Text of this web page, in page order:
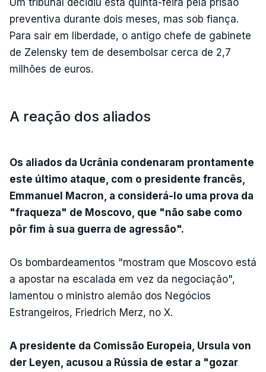
preventiva durante dois meses, mas sob fiança.
Para sair em liberdade, o antigo chefe de gabinete
de Zelensky tem de desembolsar cerca de 2,7
milhões de euros.
A reação dos aliados
Os aliados da Ucrânia condenaram prontamente
este último ataque, com o presidente francês,
Emmanuel Macron, a considerá-lo uma prova da
"fraqueza" de Moscovo, que "não sabe como
pôr fim à sua guerra de agressão".
Os bombardeamentos "mostram que Moscovo está
a apostar na escalada em vez da negociação",
lamentou o ministro alemão dos Negócios
Estrangeiros, Friedrich Merz, no X.
A presidente da Comissão Europeia, Ursula von
der Leyen, acusou a Rússia de estar a "gozar